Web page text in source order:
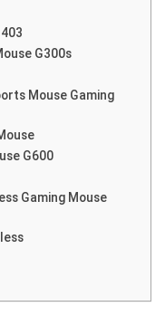
G300s
Mouse Gaming
G600
Gaming Mouse